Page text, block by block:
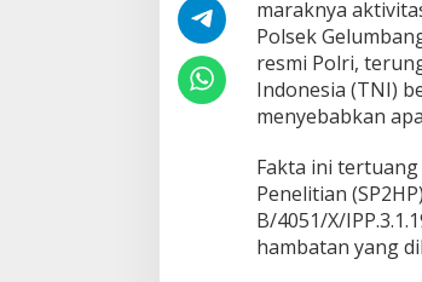
h
a
n
"
T
i
d
a
k
G
u
maraknya
Polsek
resmi Polri,
Indonesia (TNI)
menyebabkan
Fakta ini
Penelitian
B/4051/X/
hambatan yang